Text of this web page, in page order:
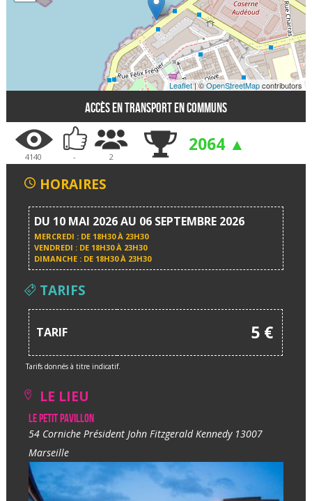
Leaflet| ©OpenStreetMapcontributors
Accès en transport en communs
4140 - 2
2064 ▲
HORAIRES
DU 10 MAI 2026 AU 06 SEPTEMBRE 2026
MERCREDI : DE 18H30 À 23H30
VENDREDI : DE 18H30 À 23H30
DIMANCHE : DE 18H30 À 23H30
TARIFS
TARIF 5 €
Tarifs donnés à titre indicatif.
LE LIEU
Le Petit Pavillon
54 Corniche Président John Fitzgerald Kennedy 13007
Marseille